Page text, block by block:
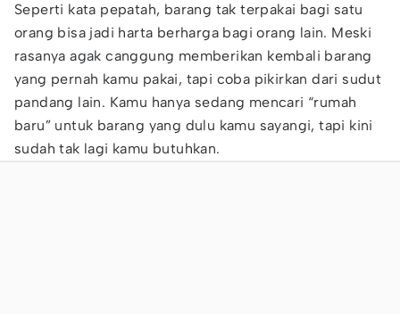
Seperti kata pepatah, barang tak terpakai bagi satu
orang bisa jadi harta berharga bagi orang lain. Meski
rasanya agak canggung memberikan kembali barang
yang pernah kamu pakai, tapi coba pikirkan dari sudut
pandang lain. Kamu hanya sedang mencari “rumah
baru” untuk barang yang dulu kamu sayangi, tapi kini
sudah tak lagi kamu butuhkan.